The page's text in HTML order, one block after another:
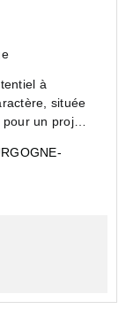
à
située
un projet